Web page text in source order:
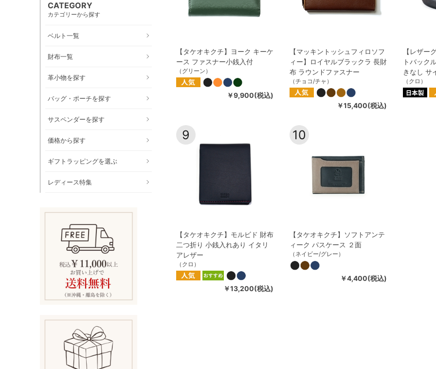
CATEGORY
カテゴリーから探す
ベルト一覧
財布一覧
革小物を探す
バッグ・ポーチを探す
サスペンダーを探す
価格から探す
ギフトラッピングを選ぶ
レディース特集
【タケオキクチ】ヨーク キーケ
ース ファスナー小銭入付
（グリーン）
￥9,900(税込)
【マッキントッシュフィロソフ
ィー】ロイヤルブラックラ 長財
布 ラウンドファスナー
（チョコ/チャ）
￥15,400(税込)
【レザー
トバック
きなし サ
（クロ）
9
【タケオキクチ】モルビド 財布
二つ折り 小銭入れあり イタリ
アレザー
（クロ）
￥13,200(税込)
10
【タケオキクチ】ソフトアンテ
ィーク パスケース ２面
（ネイビー/グレー）
￥4,400(税込)